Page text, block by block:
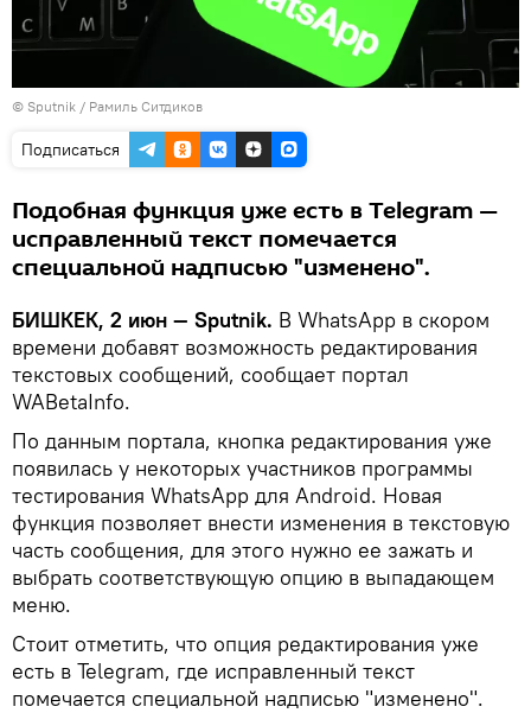
© Sputnik / Рамиль Ситдиков
Подписаться
Подобная функция уже есть в Telegram —
исправленный текст помечается
специальной надписью "изменено".
БИШКЕК, 2 июн — Sputnik. В WhatsApp в скором
времени добавят возможность редактирования
текстовых сообщений, сообщает портал
WABetaInfo.
По данным портала, кнопка редактирования уже
появилась у некоторых участников программы
тестирования WhatsApp для Android. Новая
функция позволяет внести изменения в текстовую
часть сообщения, для этого нужно ее зажать и
выбрать соответствующую опцию в выпадающем
меню.
Стоит отметить, что опция редактирования уже
есть в Telegram, где исправленный текст
помечается специальной надписью "изменено".